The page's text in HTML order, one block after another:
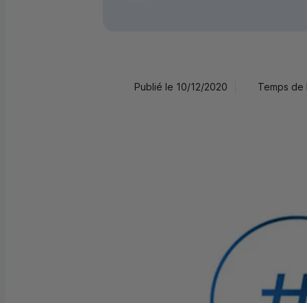
Publié le 10/12/2020 Temps de